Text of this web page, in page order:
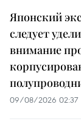
Японский
следует
внимание
09/08/2026 02:37